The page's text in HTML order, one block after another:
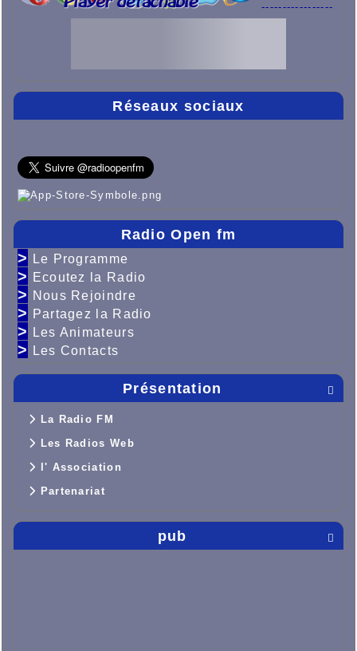
-----------------
Réseaux sociaux
Radio Open fm
> Le Programme
> Ecoutez la Radio
> Nous Rejoindre
> Partagez la Radio
> Les Animateurs
> Les Contacts

Présentation
La Radio FM
Les Radios Web
l' Association
Partenariat

pub